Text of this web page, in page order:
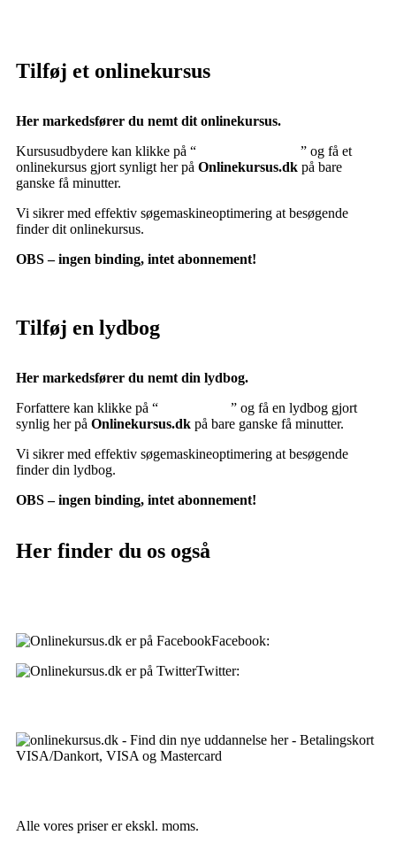
Tilføj et onlinekursus
Her markedsfører du nemt dit onlinekursus.
Kursusudbydere kan klikke på “
” og få et
onlinekursus gjort synligt her på Onlinekursus.dk på bare
ganske få minutter.
Vi sikrer med effektiv søgemaskineoptimering at besøgende
finder dit onlinekursus.
OBS – ingen binding, intet abonnement!
Tilføj en lydbog
Her markedsfører du nemt din lydbog.
Forfattere kan klikke på “
” og få en lydbog gjort
synlig her på Onlinekursus.dk på bare ganske få minutter.
Vi sikrer med effektiv søgemaskineoptimering at besøgende
finder din lydbog.
OBS – ingen binding, intet abonnement!
Her finder du os også
Facebook:
Twitter:
Alle vores priser er ekskl. moms.